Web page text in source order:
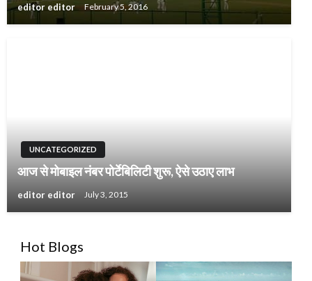
editor editor February 5, 2016
UNCATEGORIZED
आज से मोबाइल नंबर पोर्टेबिलिटी शुरू, ऐसे उठाए लाभ
editor editor July 3, 2015
Hot Blogs